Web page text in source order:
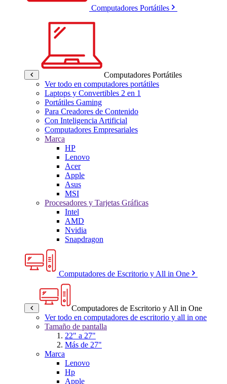
Computadores Portátiles
Computadores Portátiles
Ver todo en computadores portátiles
Laptops y Convertibles 2 en 1
Portátiles Gaming
Para Creadores de Contenido
Con Inteligencia Artificial
Computadores Empresariales
Marca
HP
Lenovo
Acer
Apple
Asus
MSI
Procesadores y Tarjetas Gráficas
Intel
AMD
Nvidia
Snapdragon
Computadores de Escritorio y All in One
Computadores de Escritorio y All in One
Ver todo en computadores de escritorio y all in one
Tamaño de pantalla
22" a 27"
Más de 27"
Marca
Lenovo
Hp
Apple